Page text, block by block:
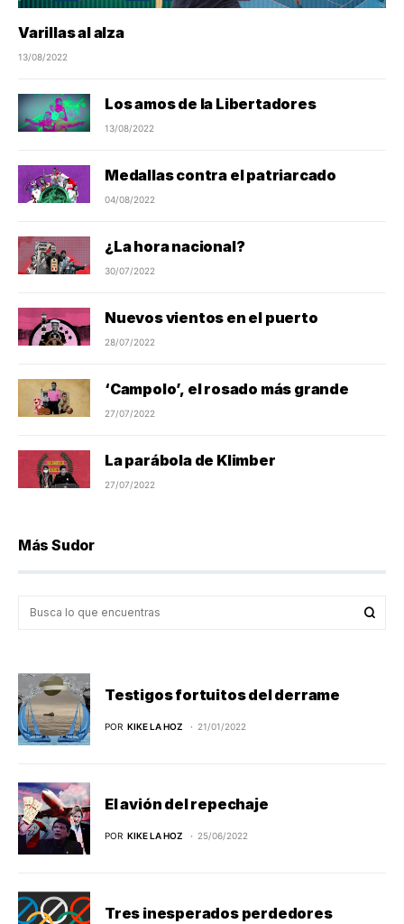
Varillas al alza
13/08/2022
Los amos de la Libertadores
13/08/2022
Medallas contra el patriarcado
04/08/2022
¿La hora nacional?
30/07/2022
Nuevos vientos en el puerto
28/07/2022
‘Campolo’, el rosado más grande
27/07/2022
La parábola de Klimber
27/07/2022
Más Sudor
Testigos fortuitos del derrame
POR KIKE LA HOZ 21/01/2022
El avión del repechaje
POR KIKE LA HOZ 25/06/2022
Tres inesperados perdedores